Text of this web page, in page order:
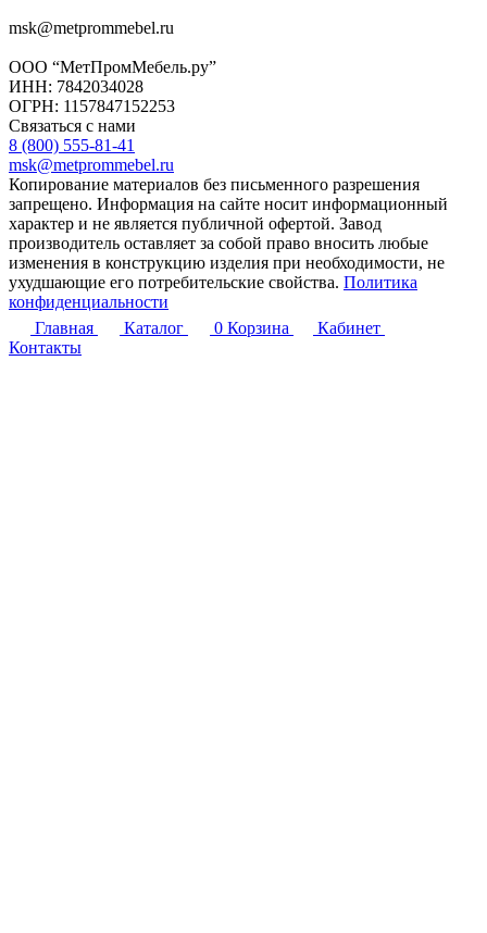
msk@metprommebel.ru
ООО “МетПромМебель.ру”
ИНН: 7842034028
ОГРН: 1157847152253
Связаться с нами
8 (800) 555-81-41
msk@metprommebel.ru
Копирование материалов без письменного разрешения
запрещено. Информация на сайте носит информационный
характер и не является публичной офертой. Завод
производитель оставляет за собой право вносить любые
изменения в конструкцию изделия при необходимости, не
ухудшающие его потребительские свойства. Политика
конфиденциальности
Главная
Каталог 0 Корзина
Кабинет
Контакты